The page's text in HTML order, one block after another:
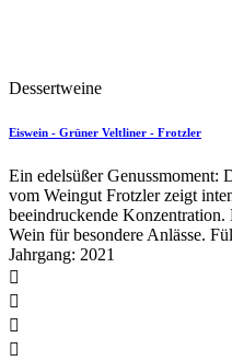
Dessertweine
Eiswein - Grüner Veltliner - Frotzler
Ein edelsüßer Genussmoment:
vom Weingut Frotzler zeigt
beeindruckende Konzentration.
Wein für besondere Anlässe.
Jahrgang: 2021



